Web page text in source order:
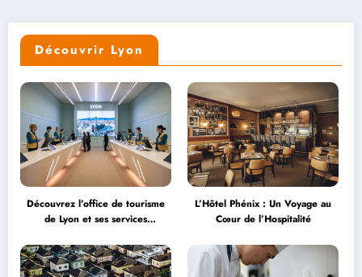
Découvrir Lyon
Découvrez l’office de tourisme
de Lyon et ses services
L’Hôtel Phénix : Un Voyage au
Cœur de l’Hospitalité